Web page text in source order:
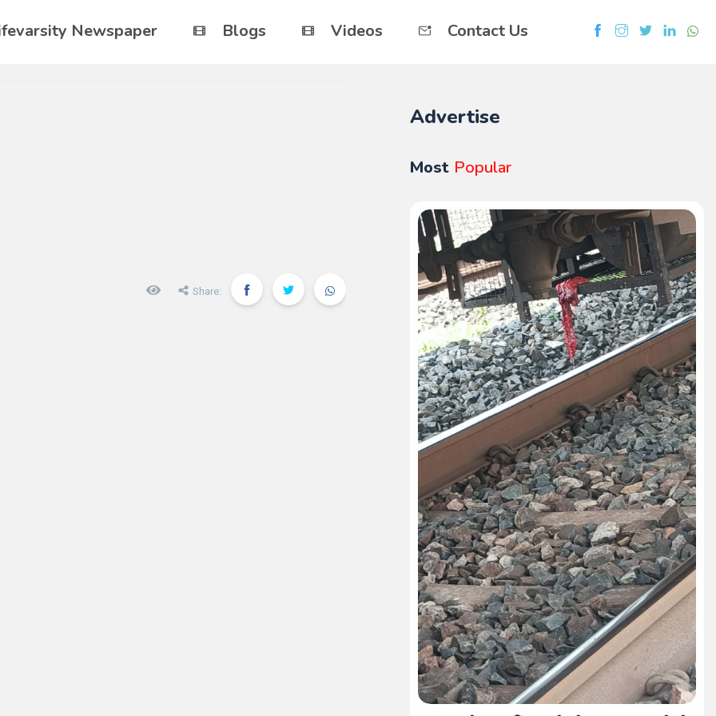
Newspaper Blogs Videos Contact Us
Share:
Advertise
Most Popular